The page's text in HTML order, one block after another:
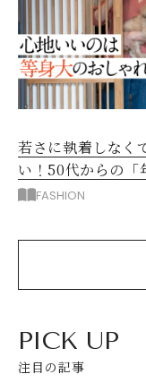
若さに執着しなく
い！50代からの「
で素敵な」服選び
FASHION
PICK UP
注目の記事